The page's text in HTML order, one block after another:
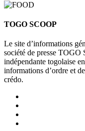
TOGO SCOOP
Le site d’informations
société de presse TOGO
indépendante togolaise
informations d’ordre et
crédo.